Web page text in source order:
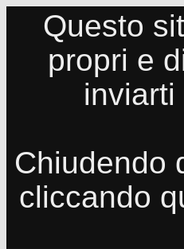
Questo
propri e
Chiudendo
cliccando